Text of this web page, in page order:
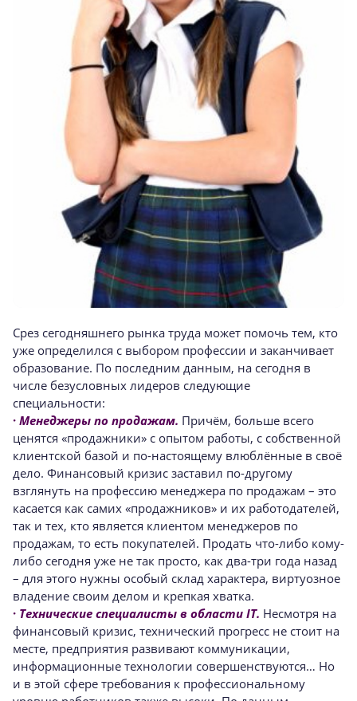
Срез сегодняшнего рынка труда может помочь тем, кто
уже определился с выбором профессии и заканчивает
образование. По последним данным, на сегодня в
числе безусловных лидеров следующие
специальности:
· Менеджеры по продажам. Причём, больше всего
ценятся «продажники» с опытом работы, с собственной
клиентской базой и по-настоящему влюблённые в своё
дело. Финансовый кризис заставил по-другому
взглянуть на профессию менеджера по продажам – это
касается как самих «продажников» и их работодателей,
так и тех, кто является клиентом менеджеров по
продажам, то есть покупателей. Продать что-либо кому-
либо сегодня уже не так просто, как два-три года назад
– для этого нужны особый склад характера, виртуозное
владение своим делом и крепкая хватка.
· Технические специалисты в области IT. Несмотря на
финансовый кризис, технический прогресс не стоит на
месте, предприятия развивают коммуникации,
информационные технологии совершенствуются… Но
и в этой сфере требования к профессиональному